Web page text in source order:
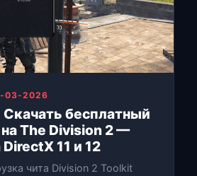
03-2026
бесплатный
The Division 2 —
11 и 12
чита Division 2 Toolkit